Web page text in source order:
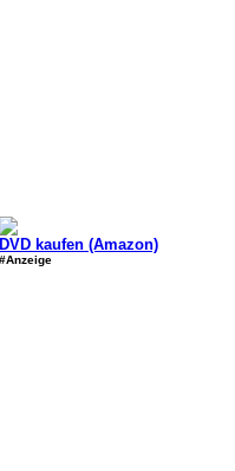
DVD kaufen (Amazon)
#Anzeige